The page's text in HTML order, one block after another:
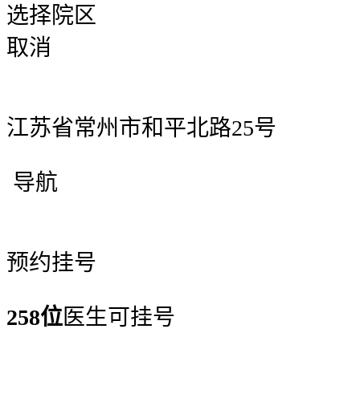
选择院区
取消
江苏省常州市和平北路25号
导航
预约挂号
258位医生可挂号